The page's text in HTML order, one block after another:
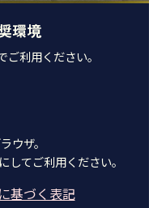
環境
利用ください。
ウザ。
てご利用ください。
基づく表記